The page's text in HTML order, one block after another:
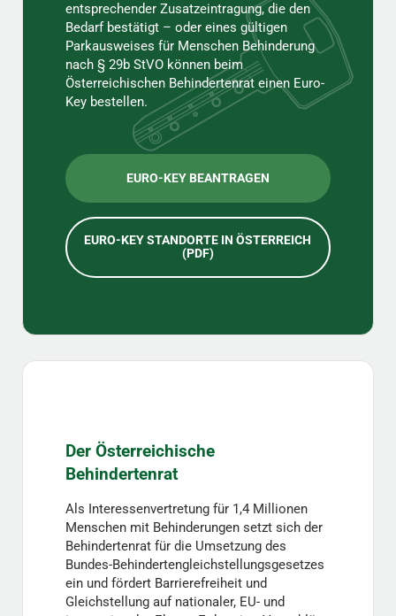
entsprechender Zusatzeintragung, die den
Bedarf bestätigt – oder eines gültigen
Parkausweises für Menschen Behinderung
nach § 29b StVO können beim
Österreichischen Behindertenrat einen Euro-
Key bestellen.
EURO-KEY BEANTRAGEN
EURO-KEY STANDORTE IN ÖSTERREICH
(PDF)
Der Österreichische
Behindertenrat
Als Interessenvertretung für 1,4 Millionen
Menschen mit Behinderungen setzt sich der
Behindertenrat für die Umsetzung des
Bundes-Behindertengleichstellungsgesetzes
ein und fördert Barrierefreiheit und
Gleichstellung auf nationaler, EU- und